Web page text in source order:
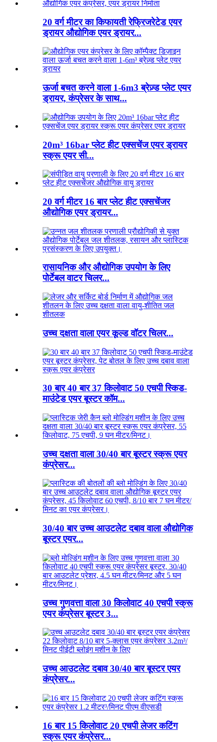
20 वर्ग मीटर का किफायती रेफ्रिजरेटेड एयर
ड्रायर औद्योगिक एयर ड्रायर...
ऊर्जा बचत करने वाला 1-6m3 ब्रेज़्ड प्लेट एयर
ड्रायर, कंप्रेसर के साथ...
20m³ 16bar प्लेट हीट एक्सचेंज एयर ड्रायर
स्क्रू एयर सी...
20 वर्ग मीटर 16 बार प्लेट हीट एक्सचेंजर
औद्योगिक एयर ड्रायर...
रासायनिक और औद्योगिक उपयोग के लिए
पोर्टेबल वाटर चिलर...
उच्च दक्षता वाला एयर कूल्ड वॉटर चिलर...
30 बार 40 बार 37 किलोवाट 50 एचपी स्किड-
माउंटेड एयर बूस्टर कॉम...
उच्च दक्षता वाला 30/40 बार बूस्टर स्क्रू एयर
कंप्रेसर...
30/40 बार उच्च आउटलेट दबाव वाला औद्योगिक
बूस्टर एयर...
उच्च गुणवत्ता वाला 30 किलोवाट 40 एचपी स्क्रू
एयर कंप्रेसर बूस्टर 3...
उच्च आउटलेट दबाव 30/40 बार बूस्टर एयर
कंप्रेसर...
16 बार 15 किलोवाट 20 एचपी लेजर कटिंग
स्क्रू एयर कंप्रेसर...